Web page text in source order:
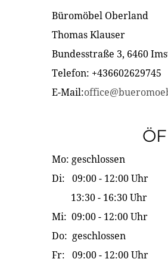
Büromöbel Oberland
Thomas Klauser
Bundesstraße 3, 6460
Telefon: +436602629745
E-Mail:
Mo: geschlossen
Di: 09:00 - 12:00 Uhr
13:30 - 16:30 Uhr
Mi: 09:00 - 12:00 Uhr
Do: geschlossen
Fr: 09:00 - 12:00 Uhr